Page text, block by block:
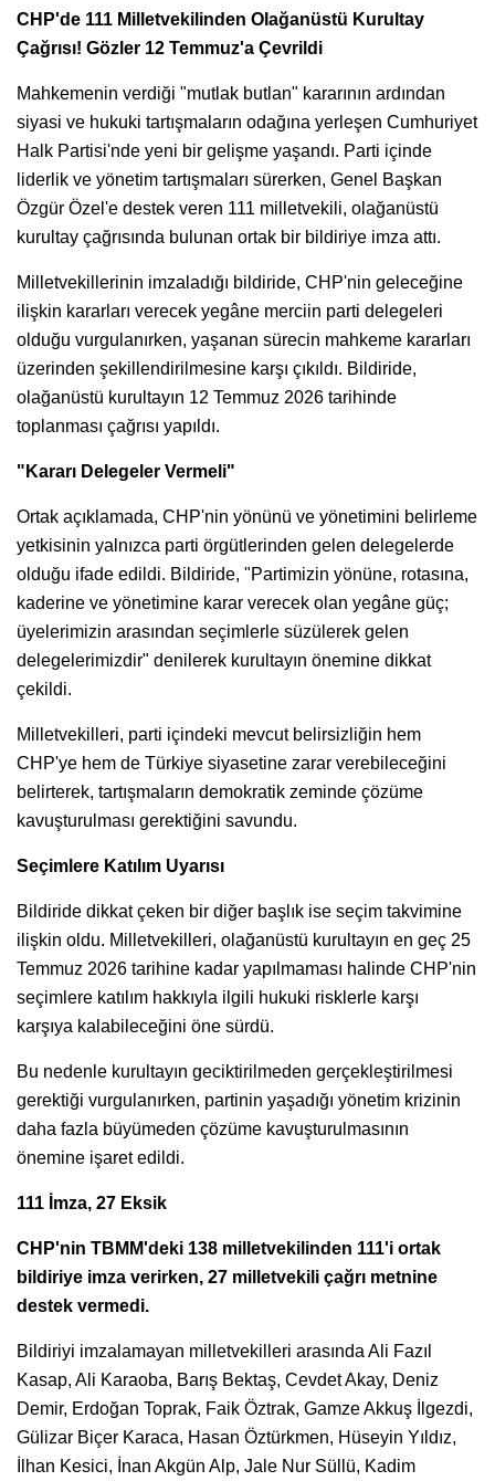
CHP'de 111 Milletvekilinden Olağanüstü Kurultay
Çağrısı! Gözler 12 Temmuz'a Çevrildi
Mahkemenin verdiği "mutlak butlan" kararının ardından
siyasi ve hukuki tartışmaların odağına yerleşen Cumhuriyet
Halk Partisi'nde yeni bir gelişme yaşandı. Parti içinde
liderlik ve yönetim tartışmaları sürerken, Genel Başkan
Özgür Özel'e destek veren 111 milletvekili, olağanüstü
kurultay çağrısında bulunan ortak bir bildiriye imza attı.
Milletvekillerinin imzaladığı bildiride, CHP'nin geleceğine
ilişkin kararları verecek yegâne merciin parti delegeleri
olduğu vurgulanırken, yaşanan sürecin mahkeme kararları
üzerinden şekillendirilmesine karşı çıkıldı. Bildiride,
olağanüstü kurultayın 12 Temmuz 2026 tarihinde
toplanması çağrısı yapıldı.
"Kararı Delegeler Vermeli"
Ortak açıklamada, CHP'nin yönünü ve yönetimini belirleme
yetkisinin yalnızca parti örgütlerinden gelen delegelerde
olduğu ifade edildi. Bildiride, "Partimizin yönüne, rotasına,
kaderine ve yönetimine karar verecek olan yegâne güç;
üyelerimizin arasından seçimlerle süzülerek gelen
delegelerimizdir" denilerek kurultayın önemine dikkat
çekildi.
Milletvekilleri, parti içindeki mevcut belirsizliğin hem
CHP'ye hem de Türkiye siyasetine zarar verebileceğini
belirterek, tartışmaların demokratik zeminde çözüme
kavuşturulması gerektiğini savundu.
Seçimlere Katılım Uyarısı
Bildiride dikkat çeken bir diğer başlık ise seçim takvimine
ilişkin oldu. Milletvekilleri, olağanüstü kurultayın en geç 25
Temmuz 2026 tarihine kadar yapılmaması halinde CHP'nin
seçimlere katılım hakkıyla ilgili hukuki risklerle karşı
karşıya kalabileceğini öne sürdü.
Bu nedenle kurultayın geciktirilmeden gerçekleştirilmesi
gerektiği vurgulanırken, partinin yaşadığı yönetim krizinin
daha fazla büyümeden çözüme kavuşturulmasının
önemine işaret edildi.
111 İmza, 27 Eksik
CHP'nin TBMM'deki 138 milletvekilinden 111'i ortak
bildiriye imza verirken, 27 milletvekili çağrı metnine
destek vermedi.
Bildiriyi imzalamayan milletvekilleri arasında Ali Fazıl
Kasap, Ali Karaoba, Barış Bektaş, Cevdet Akay, Deniz
Demir, Erdoğan Toprak, Faik Öztrak, Gamze Akkuş İlgezdi,
Gülizar Biçer Karaca, Hasan Öztürkmen, Hüseyin Yıldız,
İlhan Kesici, İnan Akgün Alp, Jale Nur Süllü, Kadim